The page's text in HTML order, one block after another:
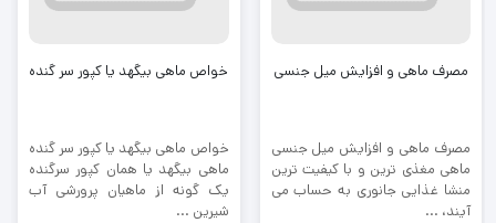
مصرف ماهی و افزایش میل جنسی
مصرف ماهی و افزایش میل جنسی
ماهی مغذی ترین و با کیفیت ترین
منشا غذایی جانوری به حساب می
آیند، ...
خواص ماهی بیگهد یا کپور سر گنده
خواص ماهی بیگهد یا کپور سر گنده
ماهی بیگهد یا همان کپور سرگنده
یک گونه از ماهیان پرورشی آب
شیرین ...